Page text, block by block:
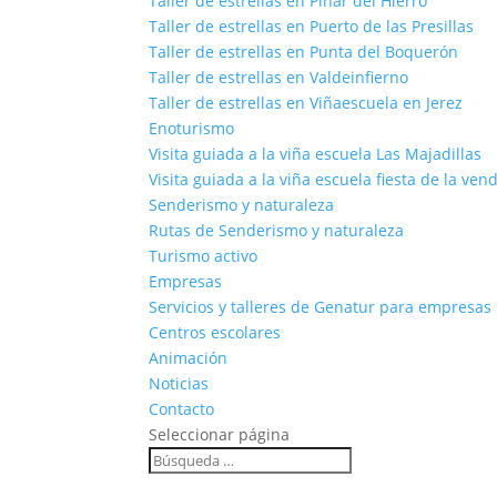
Taller de estrellas en Puerto de las Presillas
Taller de estrellas en Punta del Boquerón
Taller de estrellas en Valdeinfierno
Taller de estrellas en Viñaescuela en Jerez
Enoturismo
Visita guiada a la viña escuela Las Majadillas
Visita guiada a la viña escuela fiesta de la
Senderismo y naturaleza
Rutas de Senderismo y naturaleza
Turismo activo
Empresas
Servicios y talleres de Genatur para empresas
Centros escolares
Animación
Noticias
Contacto
Seleccionar página